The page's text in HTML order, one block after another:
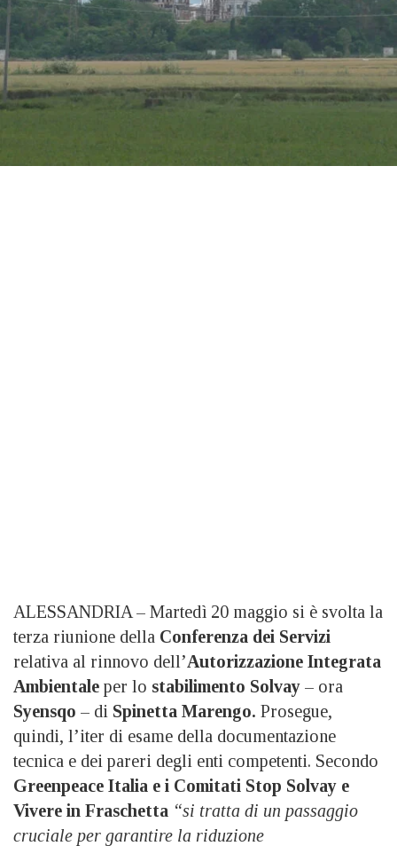
ALESSANDRIA – Martedì 20 maggio si è svolta la
terza riunione della Conferenza dei Servizi
relativa al rinnovo dell’Autorizzazione Integrata
Ambientale per lo stabilimento Solvay – ora
Syensqo – di Spinetta Marengo. Prosegue,
quindi, l’iter di esame della documentazione
tecnica e dei pareri degli enti competenti. Secondo
Greenpeace Italia e i Comitati Stop Solvay e
Vivere in Fraschetta “si tratta di un passaggio
cruciale per garantire la riduzione